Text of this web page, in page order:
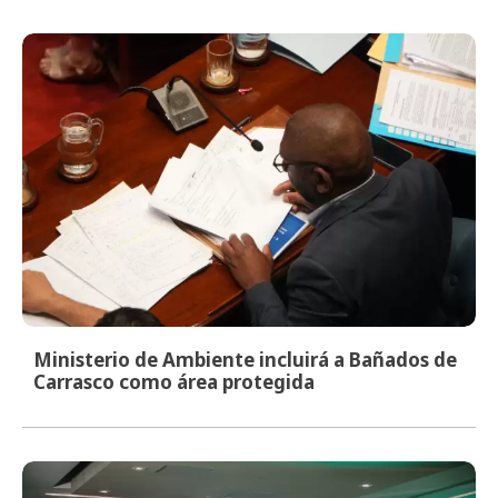
Ministerio de Ambiente incluirá a Bañados de
Carrasco como área protegida